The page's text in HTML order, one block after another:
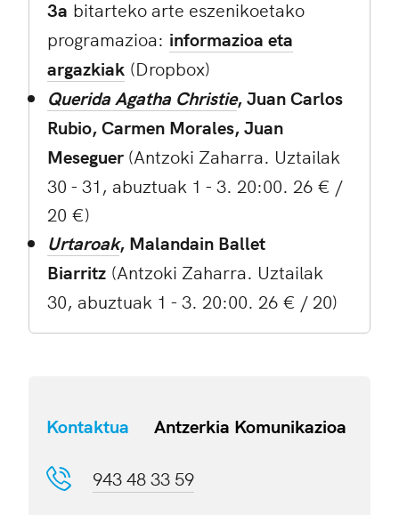
3a bitarteko arte eszenikoetako
programazioa: informazioa eta
argazkiak (Dropbox)
Querida Agatha Christie, Juan Carlos
Rubio, Carmen Morales, Juan
Meseguer(Antzoki Zaharra. Uztailak
30 - 31, abuztuak 1 - 3. 20:00. 26 € /
20 €)
Urtaroak, Malandain Ballet
Biarritz (Antzoki Zaharra. Uztailak
30, abuztuak 1 - 3. 20:00. 26 € / 20)
Kontaktua Antzerkia Komunikazioa
943 48 33 59